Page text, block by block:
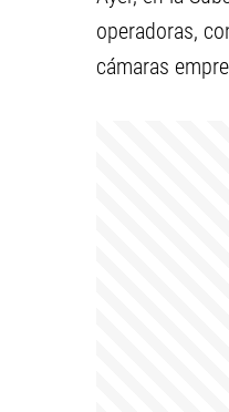
operadoras,
cámaras